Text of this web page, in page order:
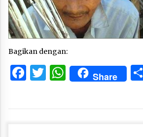
Bagikan dengan:
Facebook
Twitter
WhatsApp
Share